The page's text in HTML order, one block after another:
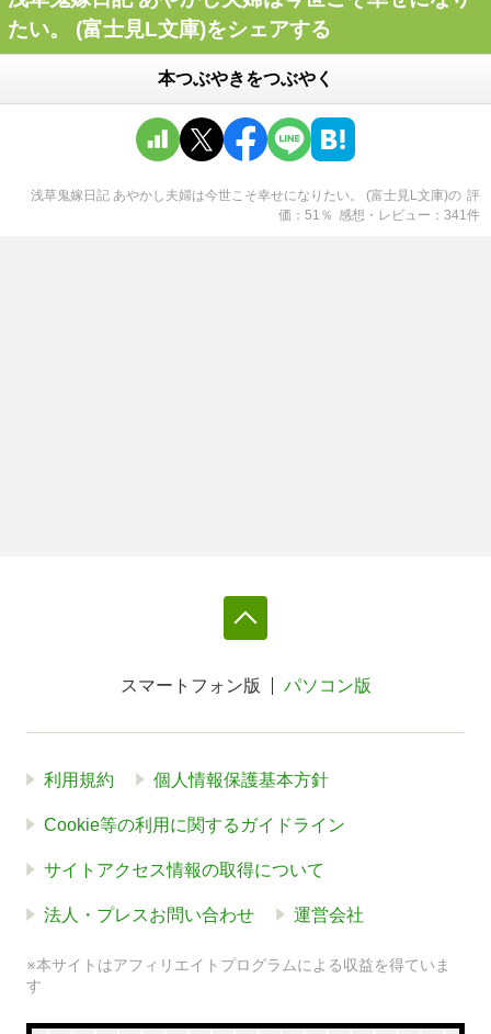
たい。 (富士見L文庫)をシェアする
本つぶやきをつぶやく
浅草鬼嫁日記 あやかし夫婦は今世こそ幸せになりたい。 (富士見L文庫)の 評
価
51 ％ 感想・レビュー 341件
スマートフォン版 パソコン版
利用規約 個人情報保護基本方針
Cookie等の利用に関するガイドライン
サイトアクセス情報の取得について
法人・プレスお問い合わせ 運営会社
※本サイトはアフィリエイトプログラムによる収益を得ていま
す